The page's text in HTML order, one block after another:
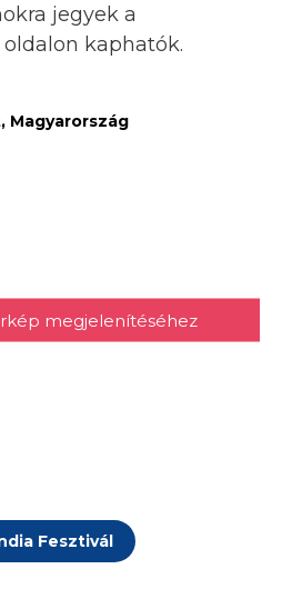
jegyek a
oldalon kaphatók.
Magyarország
megjelenítéséhez
Fesztivál